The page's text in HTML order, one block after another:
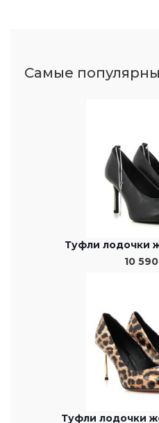
Самые
Туфли лодочки
10
Туфли лодочки